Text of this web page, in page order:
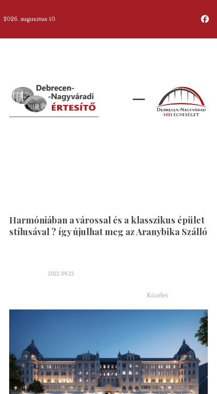
2026. augusztus 10.
Harmóniában a várossal és a klasszikus épület
stílusával ? így újulhat meg az Aranybika Szálló
2022.09.22
Közélet